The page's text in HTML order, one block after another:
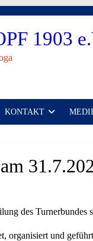
1903
KONTAKT
des Turnerbundes
organisiert und